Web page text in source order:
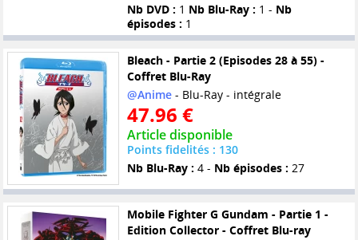
Nb DVD : 1 Nb Blu-Ray : 1 - Nb
épisodes : 1
Bleach - Partie 2 (Episodes 28 à 55) -
Coffret Blu-Ray
@Anime- Blu-Ray - intégrale
47.96 €
Article disponible
Points fidelités : 130
Nb Blu-Ray : 4 - Nb épisodes : 27
Mobile Fighter G Gundam - Partie 1 -
Edition Collector - Coffret Blu-ray